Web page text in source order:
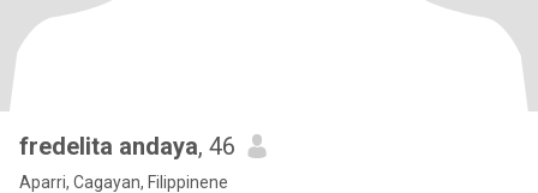
fredelita andaya, 46
Aparri, Cagayan, Filippinene